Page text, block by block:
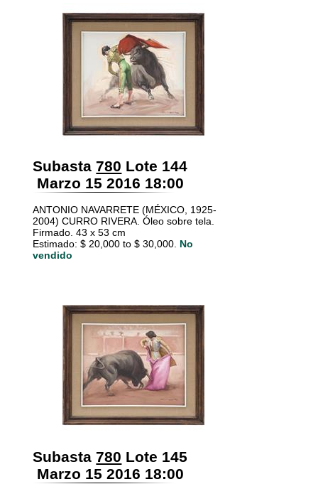
Subasta 780 Lote 144
Marzo 15 2016 18:00
ANTONIO NAVARRETE (MÉXICO, 1925-
2004) CURRO RIVERA. Óleo sobre tela.
Firmado. 43 x 53 cm
Estimado: $ 20,000 to $ 30,000. No
vendido
Subasta 780 Lote 145
Marzo 15 2016 18:00